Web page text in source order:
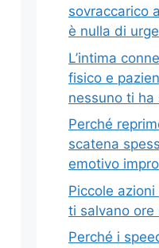
sovraccarico
è nulla di
L’intima
fisico e
nessuno ti ha
Perché
scatena
emotivo
Piccole
ti salvano ore
Perché i